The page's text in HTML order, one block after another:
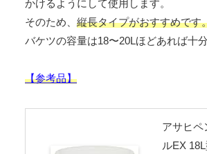
かけるようにして使用します。
そのため、 縦長タイプがおすすめです
バケツの容量は18〜20Lほどあれば十分
【参考品】
アサヒペ
ルEX